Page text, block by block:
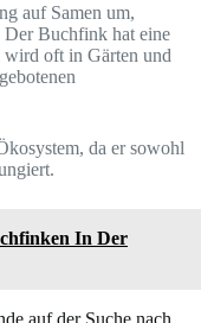
auf Samen um,
Der Buchfink hat eine
wird oft in Gärten und
da er sowohl
In Der
auf der Suche nach